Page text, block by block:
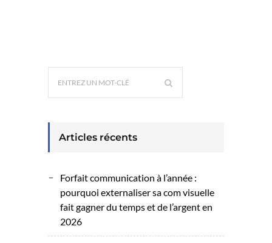
Articles récents
Forfait communication à l’année :
pourquoi externaliser sa com visuelle
fait gagner du temps et de l’argent en
2026